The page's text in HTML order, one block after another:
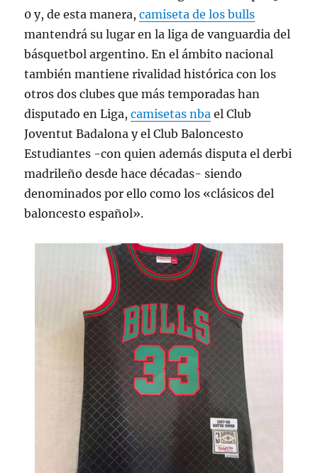
0 y, de esta manera,camiseta de los bulls
mantendrá su lugar en la liga de vanguardia del
básquetbol argentino. En el ámbito nacional
también mantiene rivalidad histórica con los
otros dos clubes que más temporadas han
disputado en Liga,camisetas nba el Club
Joventut Badalona y el Club Baloncesto
Estudiantes -con quien además disputa el derbi
madrileño desde hace décadas- siendo
denominados por ello como los «clásicos del
baloncesto español».